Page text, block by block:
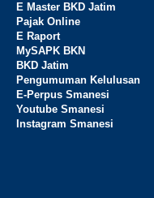
E Master BKD Jatim
Pajak Online
E Raport
MySAPK BKN
BKD Jatim
Pengumuman Kelulusan
E-Perpus Smanesi
Youtube Smanesi
Instagram Smanesi